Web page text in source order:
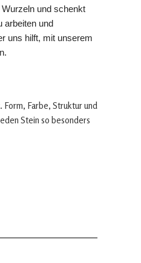
und schenkt
arbeiten und
uns hilft, mit unserem
Farbe, Struktur und
Stein so besonders